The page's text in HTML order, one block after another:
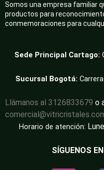
Somos una empresa familiar
productos para
conmemoraciones para
Sede Principal Cartago:
Sucursal Bogotá:
Llámanos al 3126833679 o
Horario de atención:
SÍGUENOS